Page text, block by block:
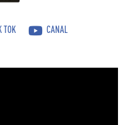
TOK CANAL